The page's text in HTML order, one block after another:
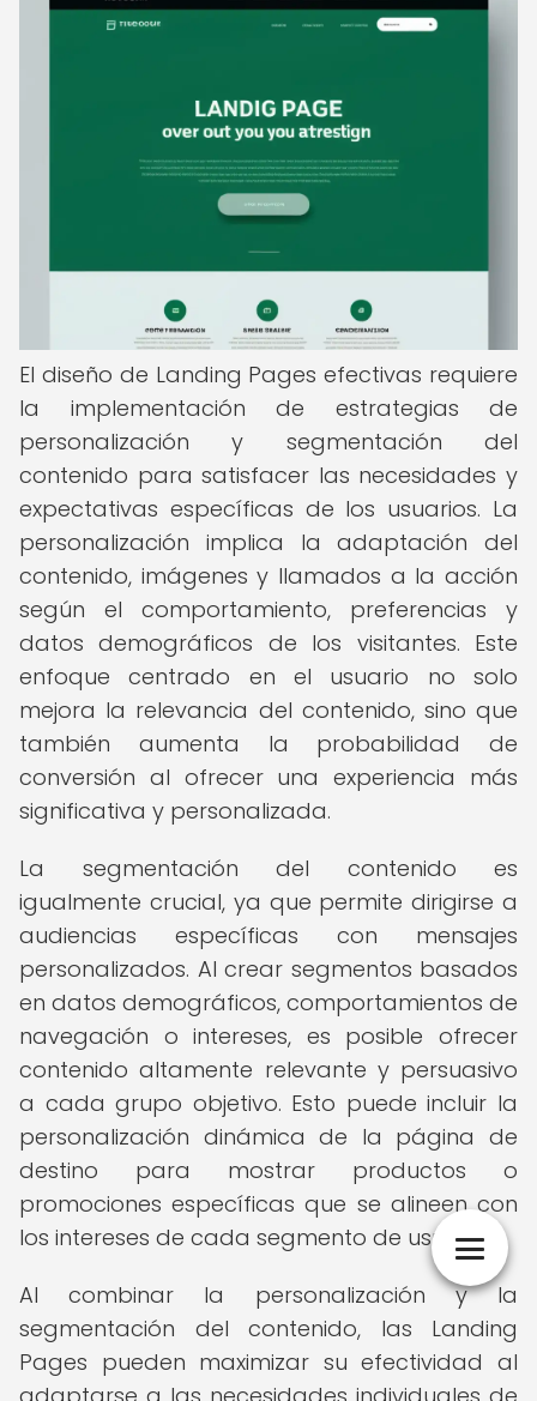
El diseño de Landing Pages efectivas requiere
la implementación de estrategias de
personalización y segmentación del
contenido para satisfacer las necesidades y
expectativas específicas de los usuarios. La
personalización implica la adaptación del
contenido, imágenes y llamados a la acción
según el comportamiento, preferencias y
datos demográficos de los visitantes. Este
enfoque centrado en el usuario no solo
mejora la relevancia del contenido, sino que
también aumenta la probabilidad de
conversión al ofrecer una experiencia más
significativa y personalizada.
La segmentación del contenido es
igualmente crucial, ya que permite dirigirse a
audiencias específicas con mensajes
personalizados. Al crear segmentos basados
en datos demográficos, comportamientos de
navegación o intereses, es posible ofrecer
contenido altamente relevante y persuasivo
a cada grupo objetivo. Esto puede incluir la
personalización dinámica de la página de
destino para mostrar productos o
promociones específicas que se alineen con
los intereses de cada segmento de usuarios.
Al combinar la personalización y la
segmentación del contenido, las Landing
Pages pueden maximizar su efectividad al